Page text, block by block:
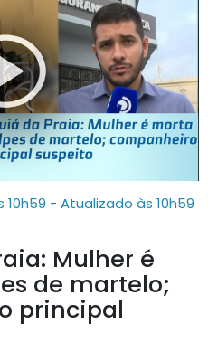
- Atualizado às 10h59
Mulher é
de martelo;
principal